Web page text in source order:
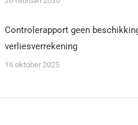
Controlerapport geen
verliesverrekening
16 oktober 2025